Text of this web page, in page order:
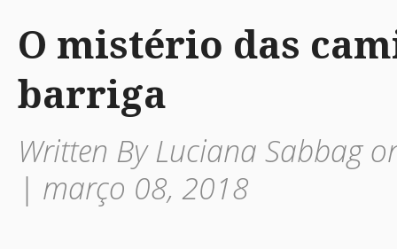
O mistério das
barriga
Written By Luciana Sabbag
| março 08, 2018